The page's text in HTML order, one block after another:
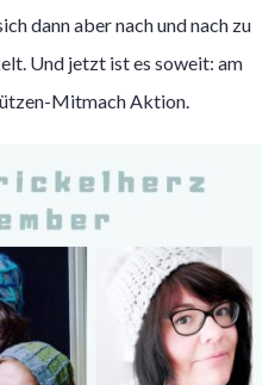
dann aber nach und nach zu
Und jetzt ist es soweit: am
Mitmach Aktion.